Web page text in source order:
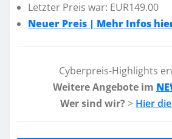
Letzter Preis war: EUR149.00
Neuer Preis | Mehr Infos
Cyberpreis-Highlights
Weitere Angebote im
Wer sind wir? > Hier